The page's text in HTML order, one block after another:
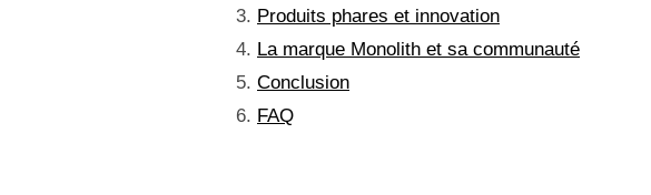
Produits phares et innovation
La marque Monolith et sa communauté
Conclusion
FAQ